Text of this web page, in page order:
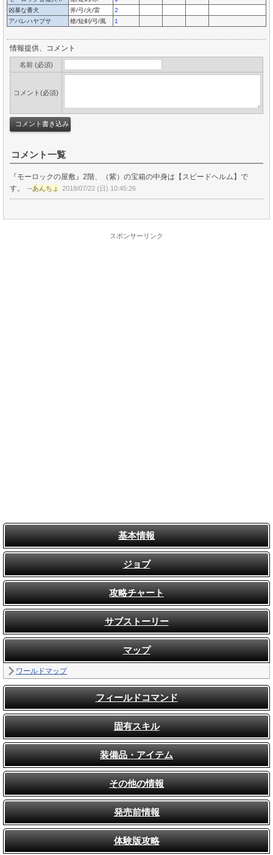
凶暴な番犬
斧/弓/火/雷
2
アバレハヤブサ
槍/短剣/弓/風 1
情報提供、コメント
名前 (必須)
コメント(必須)
コメント一覧
『モーロックの屋敷』2階、（紫）の宝箱の中身は【スピードヘルム】で
す。
--あんちょ 2018/07/22 (日) 10:45:26
スポンサーリンク
基本情報
ジョブ
攻略チャート
サブストーリー
マップ
ワールドマップ
フィールドコマンド
固有スキル
装備品・アイテム
その他の情報
発売前情報
体験版攻略